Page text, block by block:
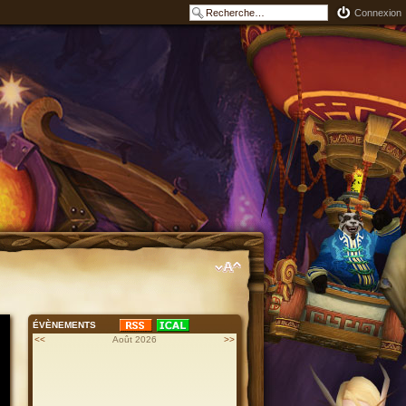
Connexion
ÉVÈNEMENTS
<<
>>
Août 2026